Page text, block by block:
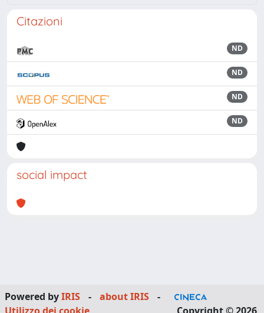
Citazioni
ND
ND
ND
ND
social impact
Powered byIRIS - about IRIS
-